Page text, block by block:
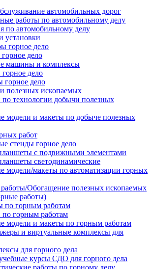
автомобильных дорог
работы по автомобильному делу
по автомобильному делу
установки
горное дело
дело
машины и комплексы
дело
горное дело
полезных ископаемых
технологии добычи полезных
модели и макеты по добыче полезных
работ
стенды горное дело
с подвижными элементами
светодинамические
модели/макеты по автоматизации горных
Обогащение полезных ископаемых
работы)
по горным работам
горным работам
модели и макеты по горным работам
и виртуальные комплексы для
для горного дела
курсы СДО для горного дела
работы по горному делу